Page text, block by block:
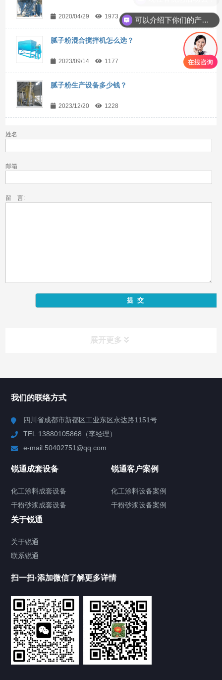
2020/04/29 1973
腻子粉混合搅拌机怎么选？
2023/09/14 1177
腻子粉生产设备多少钱？
2023/12/20 1228
姓名
邮箱
留 言:
展开更多
混合机
输送机
化工涂料设备
其他配套设备
我们的联络方式
四川省成都市新都区工业东区永达路1151号
TEL:13880105868（李经理）
e-mail:50402751@qq.com
锐通成套设备
化工涂料成套设备
干粉砂浆成套设备
锐通客户案例
化工涂料设备案例
干粉砂浆设备案例
关于锐通
关于锐通
联系锐通
扫一扫·添加微信了解更多详情
可以介绍下你们的产品么？